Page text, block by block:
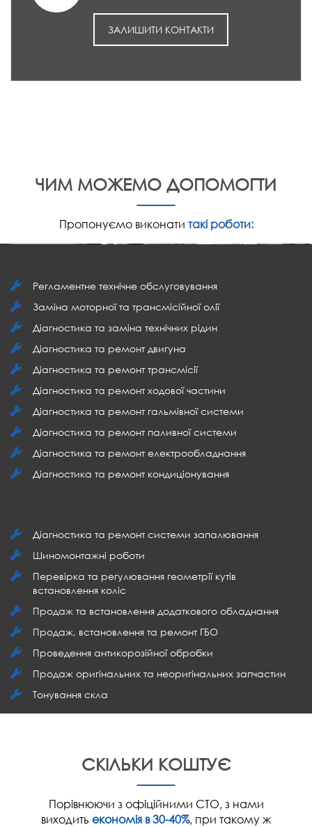
ЗАЛИШИТИ КОНТАКТИ
ЧИМ МОЖЕМО ДОПОМОГТИ
Пропонуємо виконати такі роботи:
Регламентне технічне обслуговування
Заміна моторної та трансмісійної олії
Діагностика та заміна технічних рідин
Діагностика та ремонт двигуна
Діагностика та ремонт трансмісії
Діагностика та ремонт ходової частини
Діагностика та ремонт гальмівної системи
Діагностика та ремонт паливної системи
Діагностика та ремонт електрообладнання
Діагностика та ремонт кондиціонування
Діагностика та ремонт системи запалювання
Шиномонтажні роботи
Перевірка та регулювання геометрії кутів
встановлення коліс
Продаж та встановлення додаткового обладнання
Продаж, встановлення та ремонт ГБО
Проведення антикорозійної обробки
Продаж оригінальних та неоригінальних запчастин
Тонування скла
СКІЛЬКИ КОШТУЄ
Порівнюючи з офіційними СТО, з нами
виходить економія в 30-40%, при такому ж